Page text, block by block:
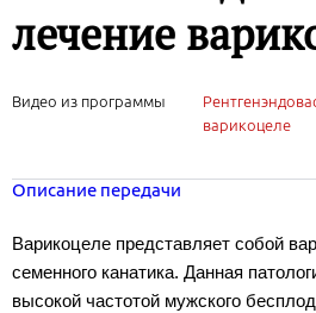
лечение
Видео из программы
варикоцеле
Описание передачи
Варикоцеле представляет собой
семенного канатика. Данная
высокой частотой мужского